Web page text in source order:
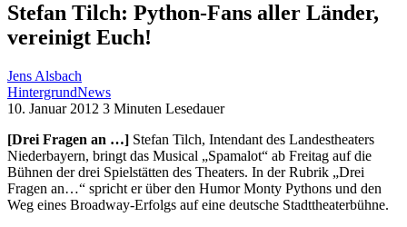
Stefan Tilch: Python-Fans aller Länder,
vereinigt Euch!
Jens Alsbach
HintergrundNews
10. Januar 2012 3 Minuten Lesedauer
[Drei Fragen an …] Stefan Tilch, Intendant des Landestheaters
Niederbayern, bringt das Musical „Spamalot“ ab Freitag auf die
Bühnen der drei Spielstätten des Theaters. In der Rubrik „Drei
Fragen an…“ spricht er über den Humor Monty Pythons und den
Weg eines Broadway-Erfolgs auf eine deutsche Stadttheaterbühne.